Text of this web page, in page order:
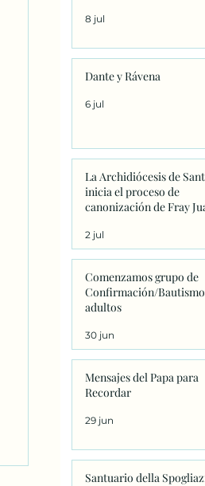
8 jul
Dante y Rávena
6 jul
La Archidiócesis de
inicia el proceso de
canonización de Fray
primeros decretos en
Sanxenxo
2 jul
Comenzamos grupo de
Confirmación/
adultos
30 jun
Mensajes del Papa para
Recordar
29 jun
Santuario della